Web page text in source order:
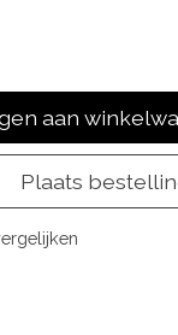
aan
Plaats